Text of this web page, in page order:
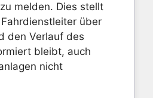
melden. Dies stellt
über
den Verlauf des
bleibt, auch
nicht